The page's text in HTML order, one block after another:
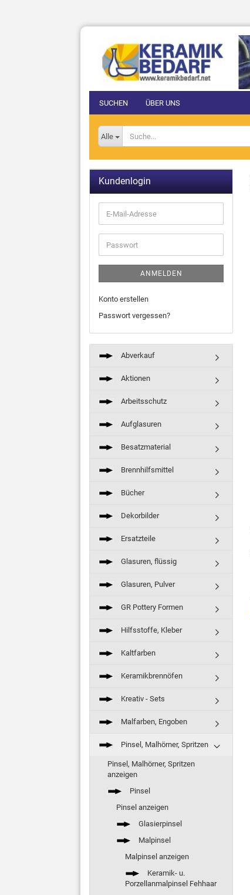
Alle
SUCHEN ÜBER UNS
Kundenlogin
ANMELDEN
Konto erstellen
Passwort vergessen?
Abverkauf
Aktionen
Arbeitsschutz
Aufglasuren
Besatzmaterial
Brennhilfsmittel
Bücher
Dekorbilder
Ersatzteile
Glasuren, flüssig
Glasuren, Pulver
GR Pottery Formen
Hilfsstoffe, Kleber
Kaltfarben
Keramikbrennöfen
Kreativ - Sets
Malfarben, Engoben
Pinsel, Malhörner, Spritzen
Pinsel, Malhörner, Spritzen
anzeigen
Pinsel
Pinsel anzeigen
Glasierpinsel
Malpinsel
Malpinsel anzeigen
Keramik- u.
Porzellanmalpinsel Fehhaar